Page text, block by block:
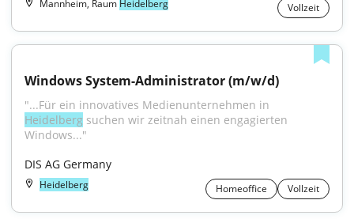
Mannheim, Raum Heidelberg Vollzeit
Windows System-Administrator (m/w/d)
Heidelberg suchen wir zeitnah einen engagierten
Windows..."
DIS AG Germany
Heidelberg Homeoffice Vollzeit